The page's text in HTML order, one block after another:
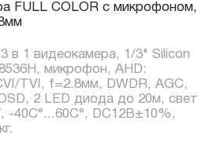
FULL COLOR с микрофоном,
в 1 видеокамера, 1/3" Silicon
микрофон, AHD:
TVI, f=2.8мм, DWDR, AGC,
2 LED диода до 20м, свет
-40C°...60C°, DC12В±10%,